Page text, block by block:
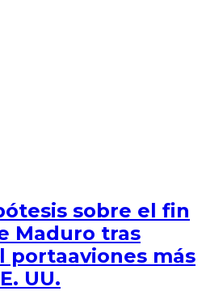
sobre el fin
Maduro tras
portaaviones más
UU.